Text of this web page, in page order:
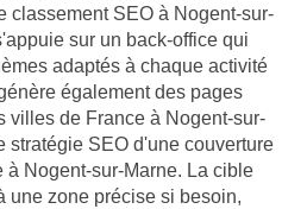
classement SEO à Nogent-sur-
sur un back-office qui
adaptés à chaque activité
également des pages
villes de France à Nogent-sur-
stratégie SEO d'une couverture
Nogent-sur-Marne. La cible
une zone précise si besoin,